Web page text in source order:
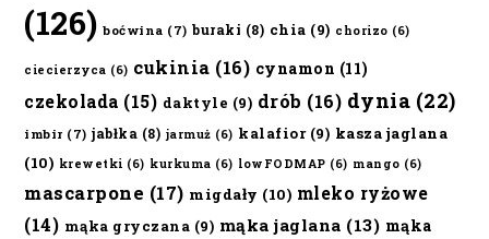
(126) boćwina (7) buraki (8) chia (9) chorizo (6)
ciecierzyca (6) cukinia (16) cynamon (11)
czekolada (15) daktyle (9) drób (16) dynia (22)
imbir (7) jabłka (8) jarmuż (6) kalafior(9) kasza jaglana
(10) krewetki (6) kurkuma (6) lowFODMAP (6) mango (6)
mascarpone (17) migdały (10) mleko ryżowe
(14) mąka gryczana (9) mąka jaglana (13) mąka